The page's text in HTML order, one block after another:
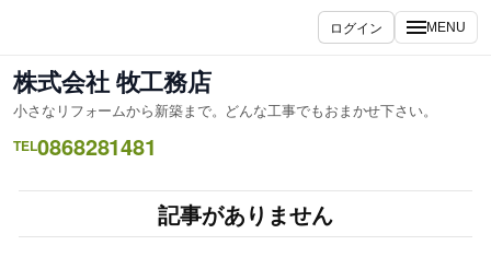
を
ス
キ
ッ
ログイン MENU
株式会社 牧工務店
小さなリフォームから新築まで。どんな工事でもおまかせ下さい。
TEL0868281481
記事がありません